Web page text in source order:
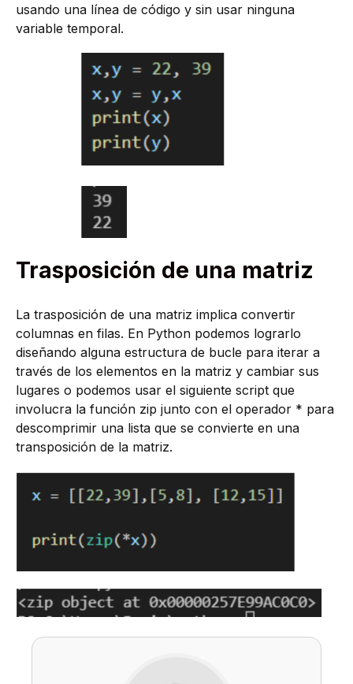
usando una línea de código y sin usar ninguna
variable temporal.
Trasposición de una matriz
La trasposición de una matriz implica convertir
columnas en filas. En Python podemos lograrlo
diseñando alguna estructura de bucle para iterar a
través de los elementos en la matriz y cambiar sus
lugares o podemos usar el siguiente script que
involucra la función zip junto con el operador * para
descomprimir una lista que se convierte en una
transposición de la matriz.